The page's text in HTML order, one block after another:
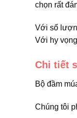
chọn rất
Với số
Với hy
Chi tiết
Bộ đầm
Chúng tôi